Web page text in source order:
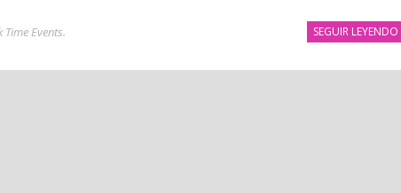
SEGUIR LEYENDO
Time Events.